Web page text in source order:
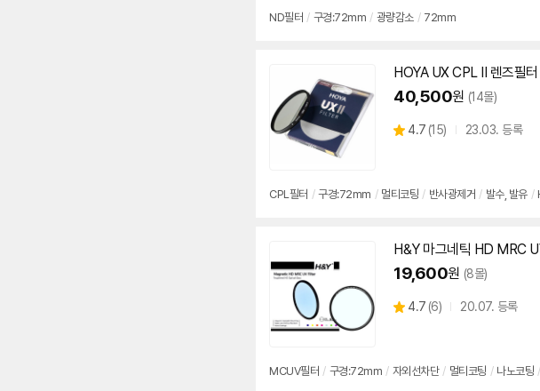
뷰
ND필터 / 구경:72mm / 광량감소 / 72mm
HOYA UX CPL II 렌즈필터
40,500원 (14몰)
별
4.7 (상
뷰
15) 23.03. 등록
CPL필터 / 구경:72mm / 멀티코팅 / 반사광제거 / 발수, 발유 /
H&Y 마그네틱 HD MRC
19,600원 (8몰)
별
4.7 (상
뷰
6) 20.07. 등록
MCUV필터 / 구경:72mm / 자외선차단 / 멀티코팅 / 나노코팅 /